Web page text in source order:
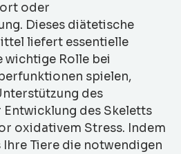
oder
Dieses diätetische
liefert essentielle
wichtige Rolle bei
spielen,
des
Entwicklung des Skeletts
oxidativem Stress. Indem
Tiere die notwendigen